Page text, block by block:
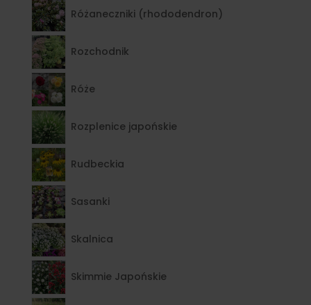
Różaneczniki (rhododendron)
Rozchodnik
Róże
Rozplenice japońskie
Rudbeckia
Sasanki
Skalnica
Skimmie Japońskie